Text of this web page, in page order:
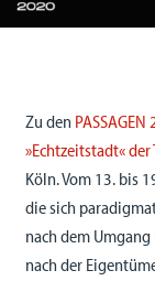
Zu den PASSAGEN
»Echtzeitstadt« der
Köln. Vom 13. bis
die sich
nach dem
nach der